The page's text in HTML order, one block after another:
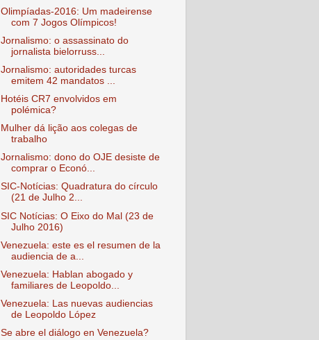
Olimpíadas-2016: Um madeirense
com 7 Jogos Olímpicos!
Jornalismo: o assassinato do
jornalista bielorruss...
Jornalismo: autoridades turcas
emitem 42 mandatos ...
Hotéis CR7 envolvidos em
polémica?
Mulher dá lição aos colegas de
trabalho
Jornalismo: dono do OJE desiste de
comprar o Econó...
SIC-Notícias: Quadratura do círculo
(21 de Julho 2...
SIC Notícias: O Eixo do Mal (23 de
Julho 2016)
Venezuela: este es el resumen de la
audiencia de a...
Venezuela: Hablan abogado y
familiares de Leopoldo...
Venezuela: Las nuevas audiencias
de Leopoldo López
Se abre el diálogo en Venezuela?